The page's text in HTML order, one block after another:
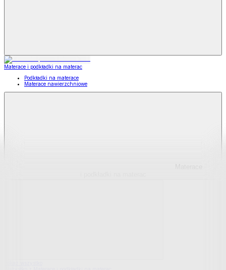
Materace i podkładki na materac
Podkładki na materace
Materace nawierzchniowe